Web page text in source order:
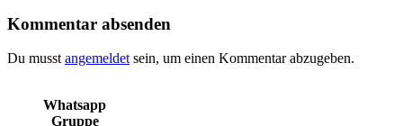
Kommentar absenden
Du musst angemeldet sein, um einen Kommentar abzugeben.
Whatsapp
Gruppe